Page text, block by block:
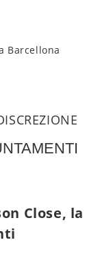
Barcellona
Close, la